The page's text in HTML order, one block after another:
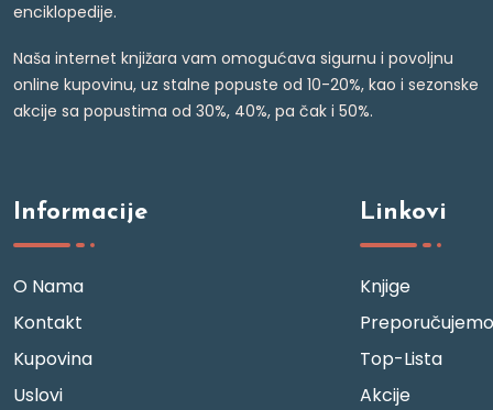
enciklopedije.
Naša internet knjižara vam omogućava sigurnu i povoljnu
online kupovinu, uz stalne popuste od 10-20%, kao i sezonske
akcije sa popustima od 30%, 40%, pa čak i 50%.
Informacije
O Nama
Kontakt
Kupovina
Uslovi
Linkovi
Knjige
Preporučujemo
Top-Lista
Akcije